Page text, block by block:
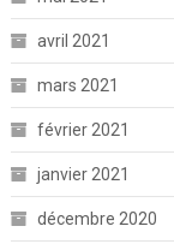
avril 2021
mars 2021
février 2021
janvier 2021
décembre 2020